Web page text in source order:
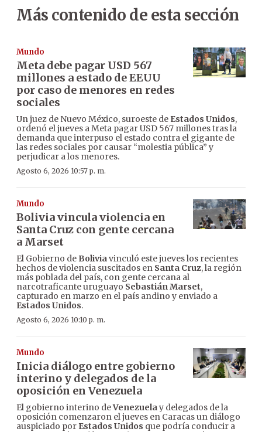
Más contenido de esta sección
Mundo
Meta debe pagar USD 567
millones a estado de EEUU
por caso de menores en redes
sociales
Un juez de Nuevo México, suroeste de Estados Unidos,
ordenó el jueves a Meta pagar USD 567 millones tras la
demanda que interpuso el estado contra el gigante de
las redes sociales por causar “molestia pública” y
perjudicar a los menores.
Agosto 6, 2026 10:57 p. m.
Mundo
Bolivia vincula violencia en
Santa Cruz con gente cercana
a Marset
El Gobierno de Boliviavinculó este jueves los recientes
hechos de violencia suscitados en Santa Cruz, la región
más poblada del país, con gente cercana al
narcotraficante uruguayo Sebastián Marset,
capturado en marzo en el país andino y enviado a
Estados Unidos.
Agosto 6, 2026 10:10 p. m.
Mundo
Inicia diálogo entre gobierno
interino y delegados de la
oposición en Venezuela
El gobierno interino deVenezuelay delegados de la
oposición comenzaron el jueves en Caracas un diálogo
auspiciado por Estados Unidos que podría conducir a